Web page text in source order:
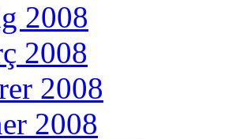
2008
2008
2008
2008